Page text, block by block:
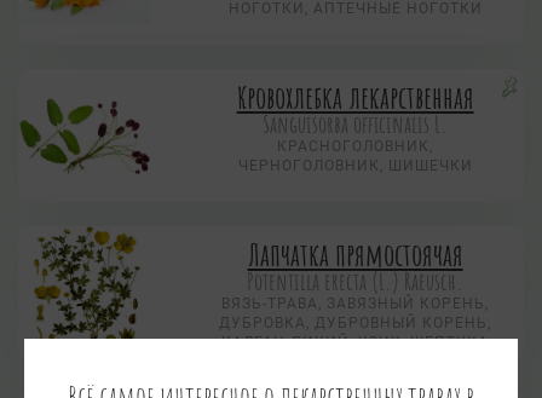
НОГОТКИ, АПТЕЧНЫЕ НОГОТКИ
Кровохлебка лекарственная
Sanguisorba officinalis L.
КРАСНОГОЛОВНИК,
ЧЕРНОГОЛОВНИК, ШИШЕЧКИ
Лапчатка прямостоячая
Potentilla erecta (L.) Raeusch.
ВЯЗЬ-ТРАВА, ЗАВЯЗНЫЙ КОРЕНЬ,
ДУБРОВКА, ДУБРОВНЫЙ КОРЕНЬ,
КАЛГАН ДИКИЙ, УЗИК, ШЕПТУХА